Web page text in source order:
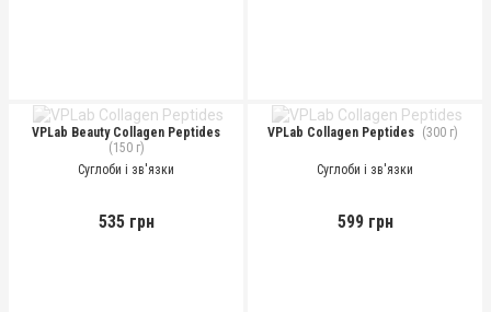
VPLab Beauty Collagen Peptides
(150 г)
Суглоби і зв'язки
535 грн
VPLab Collagen Peptides (300 г)
Суглоби і зв'язки
599 грн